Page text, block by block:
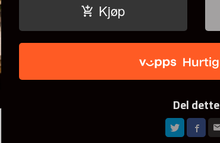
Kjøp
Del dette